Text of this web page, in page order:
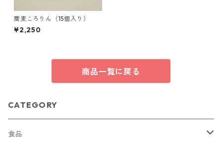
蕎麦ころりん（15個入り）
¥2,250
商品一覧に戻る
CATEGORY
食品